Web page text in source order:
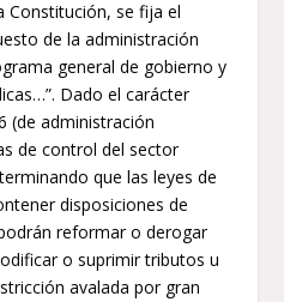
Constitución, se fija el
de la administración
general de gobierno y
Dado el carácter
(de administración
de control del sector
que las leyes de
disposiciones de
reformar o derogar
o suprimir tributos u
avalada por gran